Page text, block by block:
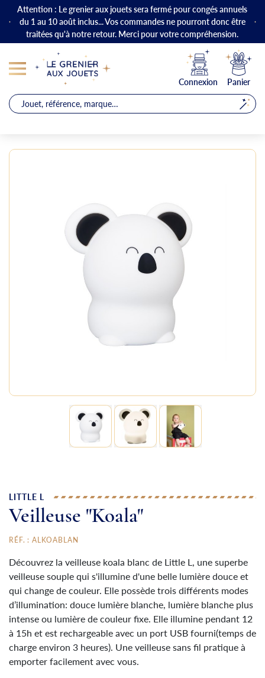
Attention : Le grenier aux jouets sera fermé pour congés annuels
du 1 au 10 août inclus... Vos commandes ne pourront donc être
traitées qu'à notre retour. Merci pour votre compréhension.
Connexion Panier
LITTLE L
Veilleuse "Koala"
RÉF. : ALKOABLAN
Découvrez la veilleuse koala blanc de Little L, une superbe
veilleuse souple qui s'illumine d'une belle lumière douce et
qui change de couleur. Elle possède trois différents modes
d’illumination: douce lumière blanche, lumière blanche plus
intense ou lumière de couleur fixe. Elle illumine pendant 12
à 15h et est rechargeable avec un port USB fourni(temps de
charge environ 3 heures). Une veilleuse sans fil pratique à
emporter facilement avec vous.